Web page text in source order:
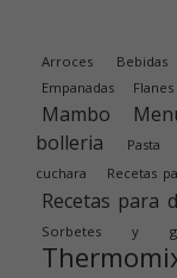
Arroces Bebidas
Empanadas
Mambo
bolleria
Pasta
cuchara
Recetas
Recetas para
Sorbetes y